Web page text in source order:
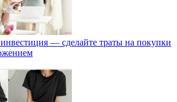
— сделайте траты на покупки